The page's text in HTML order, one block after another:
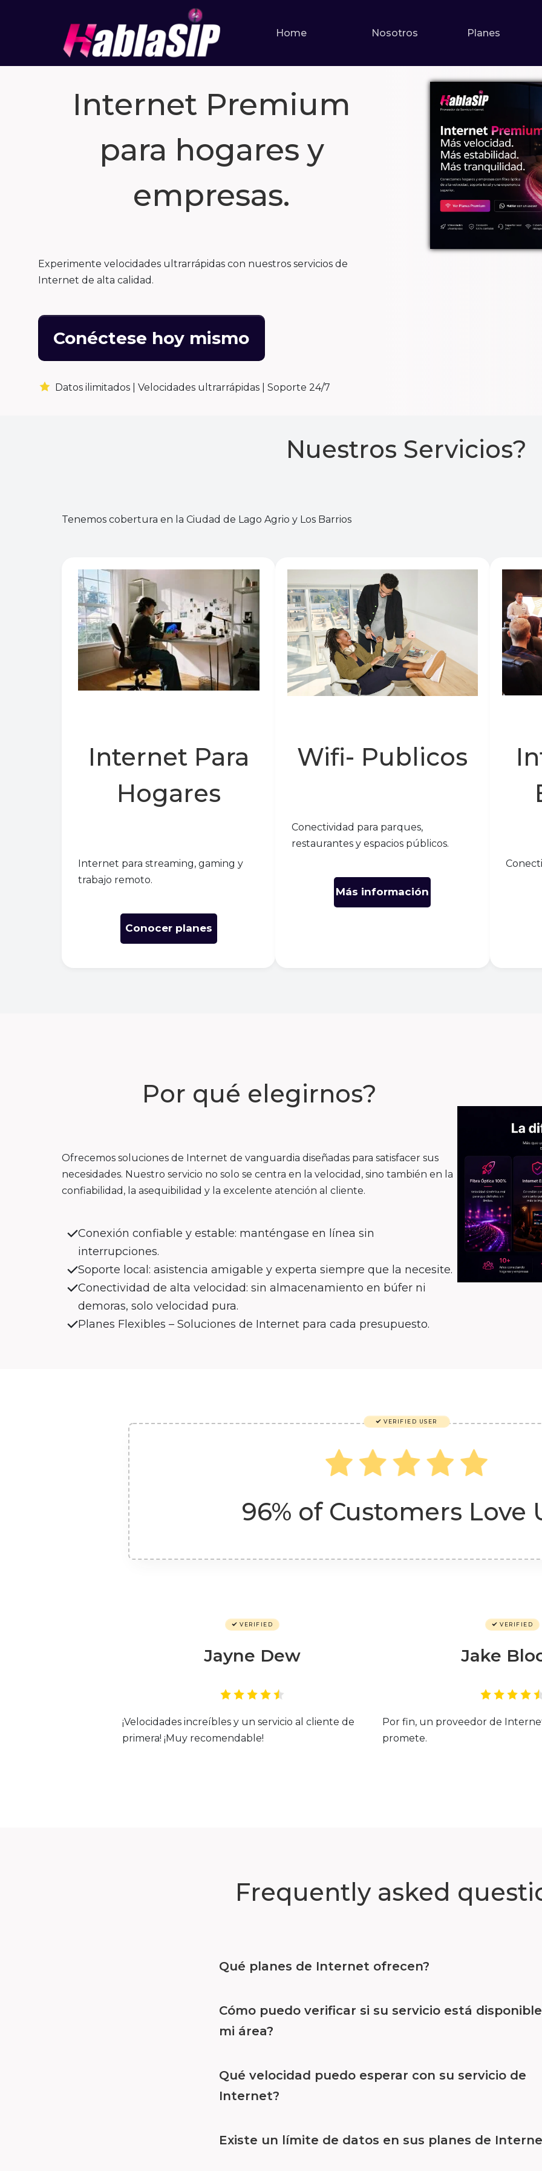
Home Nosotros Planes
Internet Premium
para hogares y
empresas.
Experimente velocidades ultrarrápidas con nuestros servicios de
Internet de alta calidad.
Conéctese hoy mismo
Datos ilimitados | Velocidades ultrarrápidas | Soporte 24/7
Nuestros Servicios?
Tenemos cobertura en la Ciudad de Lago Agrio y Los Barrios
Internet Para
Hogares
Internet para streaming, gaming y
trabajo remoto.
Conocer planes
Wifi- Publicos
Conectividad para parques,
restaurantes y espacios públicos.
Más información
Por qué elegirnos?
Ofrecemos soluciones de Internet de vanguardia diseñadas para satisfacer sus
necesidades. Nuestro servicio no solo se centra en la velocidad, sino también en la
confiabilidad, la asequibilidad y la excelente atención al cliente.
Conexión confiable y estable: manténgase en línea sin
interrupciones.
Soporte local: asistencia amigable y experta siempre que la necesite.
Conectividad de alta velocidad: sin almacenamiento en búfer ni
demoras, solo velocidad pura.
Planes Flexibles – Soluciones de Internet para cada presupuesto.
VERIFIED USER
96% of Customers Love
VERIFIED
Jayne Dew
¡Velocidades increíbles y un servicio al cliente de
primera! ¡Muy recomendable!
VERIFIED
Jake
Por fin, un proveedor de
promete.
Frequently asked
Qué planes de Internet ofrecen?
Cómo puedo verificar si su servicio está
mi área?
Qué velocidad puedo esperar con su servicio de
Internet?
Existe un límite de datos en sus planes de